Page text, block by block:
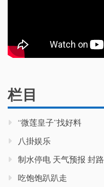
栏目
“微莲皇子”找好料
八掛娱乐
制水停电 天气预报 封路
吃饱饱趴趴走